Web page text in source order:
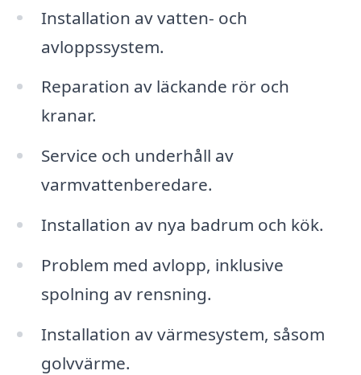
Installation av vatten- och
avloppssystem.
Reparation av läckande rör och
kranar.
Service och underhåll av
varmvattenberedare.
Installation av nya badrum och kök.
Problem med avlopp, inklusive
spolning av rensning.
Installation av värmesystem, såsom
golvvärme.